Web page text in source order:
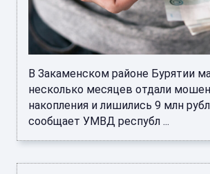
В Закаменском районе Бурятии
несколько месяцев отдали
накопления и лишились 9 млн
сообщает УМВД республ ...